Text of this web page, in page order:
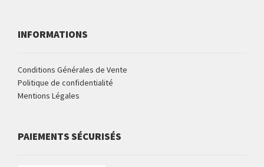
INFORMATIONS
Conditions Générales de Vente
Politique de confidentialité
Mentions Légales
PAIEMENTS SÉCURISÉS